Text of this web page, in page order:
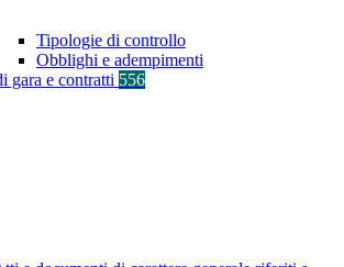
Tipologie di controllo
Obblighi e adempimenti
gara e contratti 556